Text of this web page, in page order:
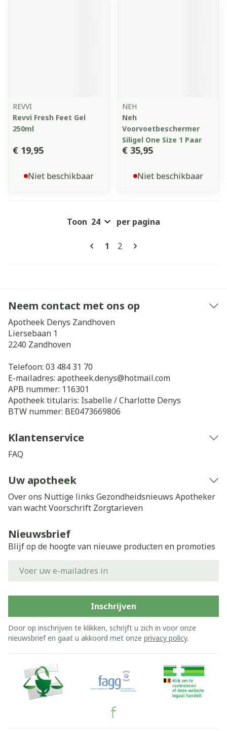
REVVI
Revvi Fresh Feet Gel
250ml
€ 19,95
Niet beschikbaar
NEH
Neh
Voorvoetbeschermer
Siligel One Size 1 Paar
€ 35,95
Niet beschikbaar
Pagina's
U lees momenteel pagina
1 Pagina
2
Toon per pagina
Neem contact met ons op
Apotheek Denys Zandhoven
Liersebaan 1
2240 Zandhoven
Telefoon: 03 484 31 70
E-mailadres: apotheek.denys@hotmail.com
APB nummer: 116301
Apotheek titularis: Isabelle / Charlotte Denys
BTW nummer: BE0473669806
Klantenservice
FAQ
Uw apotheek
Over ons Nuttige links Gezondheidsnieuws Apotheker
van wachtVoorschrift Zorgtarieven
Nieuwsbrief
Blijf op de hoogte van nieuwe producten en promoties
Inschrijven
Door op inschrijven te klikken, schrijft u zich in voor onze
nieuwsbrief en gaat u akkoord met onze privacy policy.